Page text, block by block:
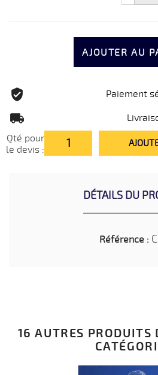
AJOUTER AU
Paiement
Qté pour
le devis :
DÉTAILS DU
Référence :
16 AUTRES PRODUITS